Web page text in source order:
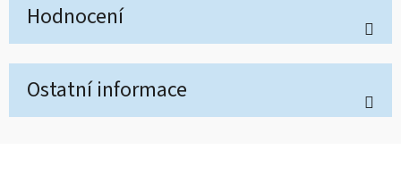
Hodnocení
Ostatní informace